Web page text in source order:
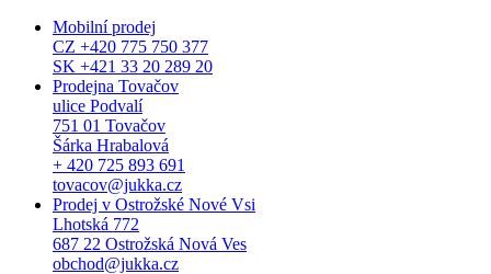
Mobilní prodej
CZ +420 775 750 377
SK +421 33 20 289 20
Prodejna Tovačov
ulice Podvalí
751 01 Tovačov
Šárka Hrabalová
+ 420 725 893 691
tovacov@jukka.cz
Prodej v Ostrožské Nové Vsi
Lhotská 772
687 22 Ostrožská Nová Ves
obchod@jukka.cz